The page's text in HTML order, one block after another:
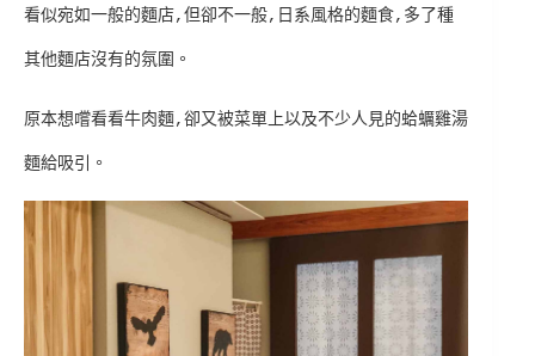
看似宛如一般的麵店,但卻不一般,日系風格的麵食,多了種
其他麵店沒有的氛圍。
原本想嚐看看牛肉麵,卻又被菜單上以及不少人見的蛤蠣雞湯
麵給吸引。